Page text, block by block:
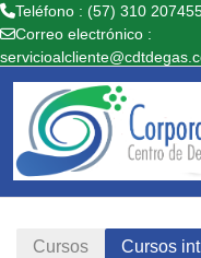
Teléfono : (57) 310
Correo electrónico :
Cursos Cursos